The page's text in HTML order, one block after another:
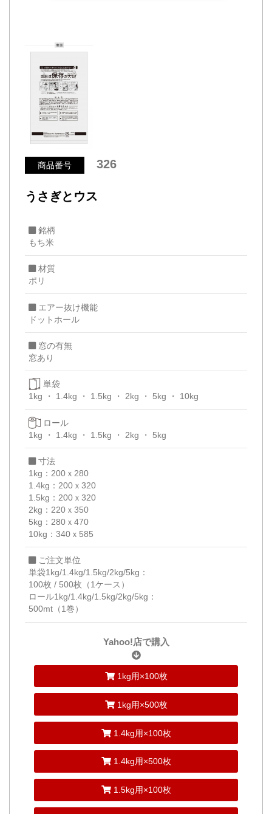
商品番号 326
うさぎとウス
銘柄
もち米
材質
ポリ
エアー抜け機能
ドットホール
窓の有無
窓あり
単袋
1kg
1.4kg 1.5kg 2kg 5kg 10kg
ロール
1kg
1.4kg 1.5kg 2kg 5kg
寸法
1kg：200ｘ280
1.4kg：200ｘ320
1.5kg：200ｘ320
2kg：220ｘ350
5kg：280ｘ470
10kg：340ｘ585
ご注文単位
単袋1kg/1.4kg/1.5kg/2kg/5kg：
100枚 / 500枚（1ケース）
ロール1kg/1.4kg/1.5kg/2kg/5kg：
500mt（1巻）
Yahoo!店で購入
1kg用×100枚
1kg用×500枚
1.4kg用×100枚
1.4kg用×500枚
1.5kg用×100枚